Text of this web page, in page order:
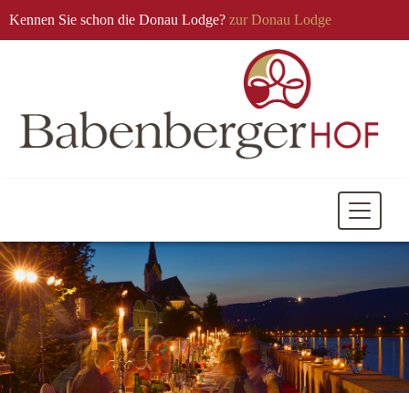
Kennen Sie schon die Donau Lodge? zur Donau Lodge
Mobile